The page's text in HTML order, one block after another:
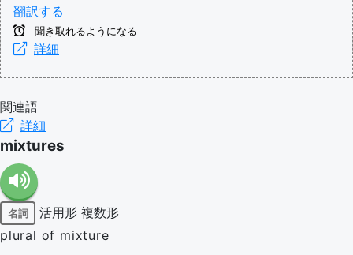
翻訳する
聞き取れるようになる
詳細
関連語
詳細
mixtures
名詞 活用形 複数形
plural of mixture